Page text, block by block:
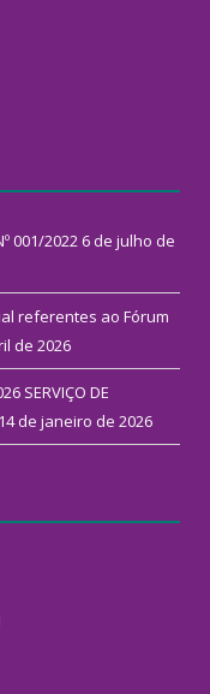
001/2022 6 de julho de
referentes ao Fórum
de 2026
SERVIÇO DE
14 de janeiro de 2026